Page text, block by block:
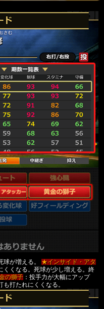
が増える。
★インサイド・アタ
くくなる。死球が少し増える。終
の獅子：投手力が大幅にアップ
打たれにくくなる。